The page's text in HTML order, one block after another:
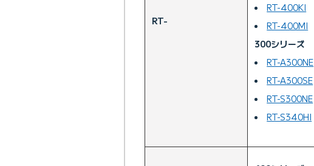
RT-
RT-400KI
RT-400MI
300シリーズ
RT-A300NE
RT-A300SE
RT-S300NE
RT-S340HI